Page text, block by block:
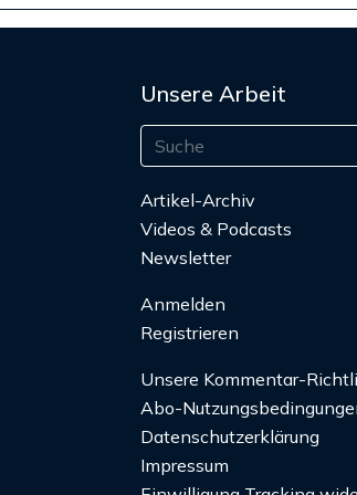
Unsere Arbeit
Artikel-Archiv
Videos & Podcasts
Newsletter
Anmelden
Registrieren
Unsere Kommentar-
Abo-
Datenschutzerklärung
Impressum